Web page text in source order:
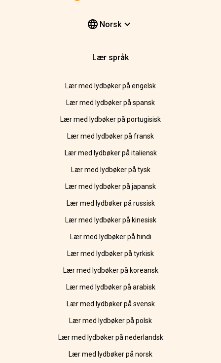
Norsk
Lær språk
Lær med lydbøker på engelsk
Lær med lydbøker på spansk
Lær med lydbøker på portugisisk
Lær med lydbøker på fransk
Lær med lydbøker på italiensk
Lær med lydbøker på tysk
Lær med lydbøker på japansk
Lær med lydbøker på russisk
Lær med lydbøker på kinesisk
Lær med lydbøker på hindi
Lær med lydbøker på tyrkisk
Lær med lydbøker på koreansk
Lær med lydbøker på arabisk
Lær med lydbøker på svensk
Lær med lydbøker på polsk
Lær med lydbøker på nederlandsk
Lær med lydbøker på norsk